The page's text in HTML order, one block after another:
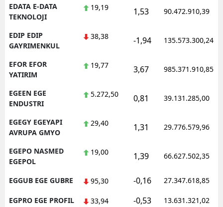
EDATA E-DATA
TEKNOLOJI
19,19 1,53 90.472.910,39
EDIP EDIP
GAYRIMENKUL
38,38 -1,94 135.573.300,24
EFOR EFOR
YATIRIM
19,77 3,67 985.371.910,85
EGEEN EGE
ENDUSTRI
5.272,50 0,81 39.131.285,00
EGEGY EGEYAPI
AVRUPA GMYO
29,40 1,31 29.776.579,96
EGEPO NASMED
EGEPOL
19,00 1,39 66.627.502,35
EGGUB EGE GUBRE 95,30 -0,16 27.347.618,85
EGPRO EGE PROFIL 33,94 -0,53 13.631.321,02